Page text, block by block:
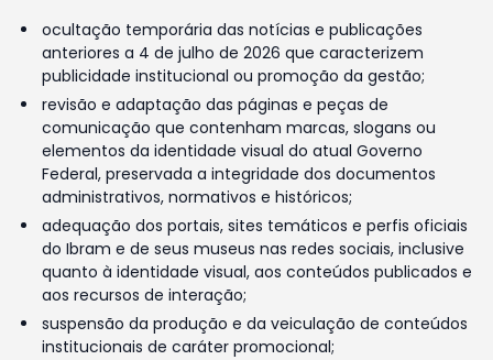
ocultação temporária das notícias e publicações
anteriores a 4 de julho de 2026 que caracterizem
publicidade institucional ou promoção da gestão;
revisão e adaptação das páginas e peças de
comunicação que contenham marcas, slogans ou
elementos da identidade visual do atual Governo
Federal, preservada a integridade dos documentos
administrativos, normativos e históricos;
adequação dos portais, sites temáticos e perfis oficiais
do Ibram e de seus museus nas redes sociais, inclusive
quanto à identidade visual, aos conteúdos publicados e
aos recursos de interação;
suspensão da produção e da veiculação de conteúdos
institucionais de caráter promocional;